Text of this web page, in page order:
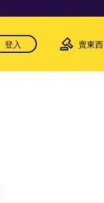
登入 賣東西